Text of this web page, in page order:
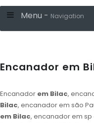
Menu - Navigation
Encanador em
Encanador em Bilac,
Bilac, encanador em são
em Bilac, encanador em sp